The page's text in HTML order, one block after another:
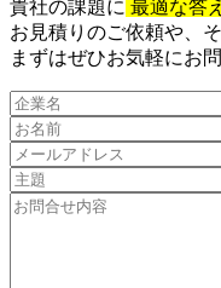
貴社の課題に 最適な答え
お見積りのご依頼や、
まずはぜひお気軽にお